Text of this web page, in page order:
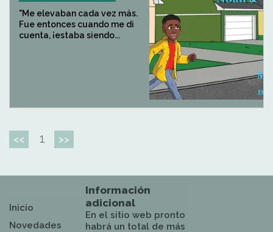
"Me elevaban cada vez más.
Fue entonces cuando me di
cuenta, ¡estaba siendo...
<< 1 >>
Inicio
Novedades
Información
adicional
En el sitio web pronto
habrá un total de más